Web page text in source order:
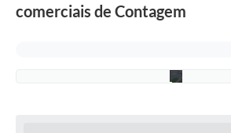
comerciais de Contagem
C